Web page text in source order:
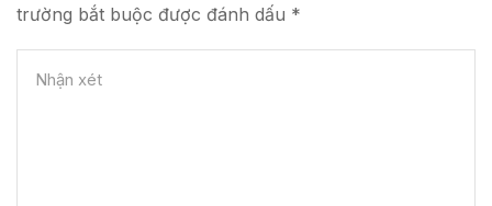
trường bắt buộc được đánh dấu *